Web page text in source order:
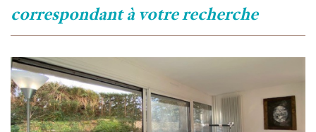
correspondant à votre recherche